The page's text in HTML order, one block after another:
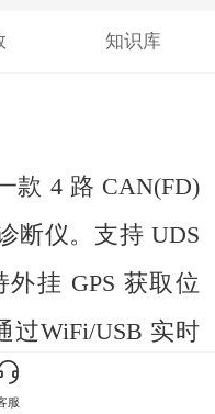
知识库
款 4 路 CAN(FD)
断仪。支持 UDS
外挂 GPS 获取位
过WiFi/USB 实时
用户监测数据和排
服